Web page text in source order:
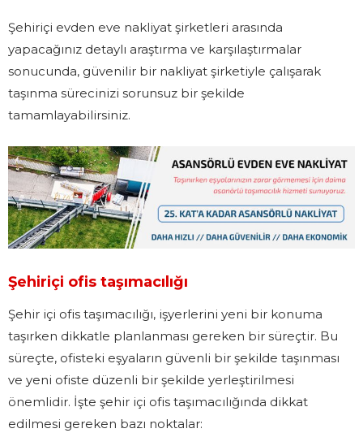
Şehiriçi evden eve nakliyat şirketleri arasında
yapacağınız detaylı araştırma ve karşılaştırmalar
sonucunda, güvenilir bir nakliyat şirketiyle çalışarak
taşınma sürecinizi sorunsuz bir şekilde
tamamlayabilirsiniz.
Şehiriçi ofis taşımacılığı
Şehir içi ofis taşımacılığı, işyerlerini yeni bir konuma
taşırken dikkatle planlanması gereken bir süreçtir. Bu
süreçte, ofisteki eşyaların güvenli bir şekilde taşınması
ve yeni ofiste düzenli bir şekilde yerleştirilmesi
önemlidir. İşte şehir içi ofis taşımacılığında dikkat
edilmesi gereken bazı noktalar: